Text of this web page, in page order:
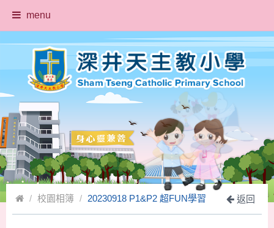
menu
校園相簿 20230918 P1&P2 超FUN學習 返回